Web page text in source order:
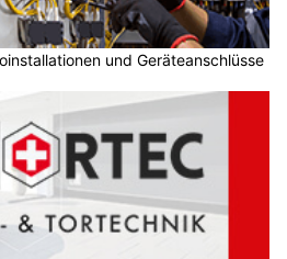
und Geräteanschlüsse